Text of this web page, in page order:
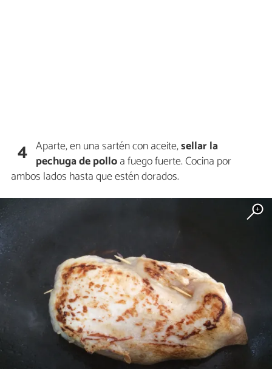
4 Aparte, en una sartén con aceite,sellar la
pechuga de polloa fuego fuerte. Cocina por
ambos lados hasta que estén dorados.